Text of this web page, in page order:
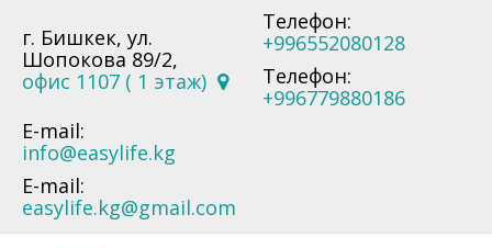
г. Бишкек, ул.
Шопокова 89/2,
офис 1107 ( 1 этаж)
Телефон:
+996552080128
Телефон:
+996779880186
E-mail:
info@easylife.kg
E-mail:
easylife.kg@gmail.com